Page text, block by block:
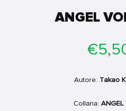
ANGEL
di
Autore: Takao
Collana: ANGEL